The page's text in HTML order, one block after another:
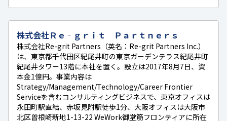
株式会社Ｒｅ‐ｇｒｉｔ Ｐａｒｔｎｅｒｓ
株式会社Re-grit Partners（英名：Re-grit Partners Inc.）
は、東京都千代田区紀尾井町の東京ガーデンテラス紀尾井町
紀尾井タワー13階に本社を置く。設立は2017年8月7日、資
本金1億円。事業内容は
Strategy/Management/Technology/Career Frontier
Serviceを含むコンサルティングビジネスで、東京オフィスは
永田町駅直結、赤坂見附駅徒歩1分、大阪オフィスは大阪市
北区曽根崎新地1-13-22 WeWork御堂筋フロンティアに所在